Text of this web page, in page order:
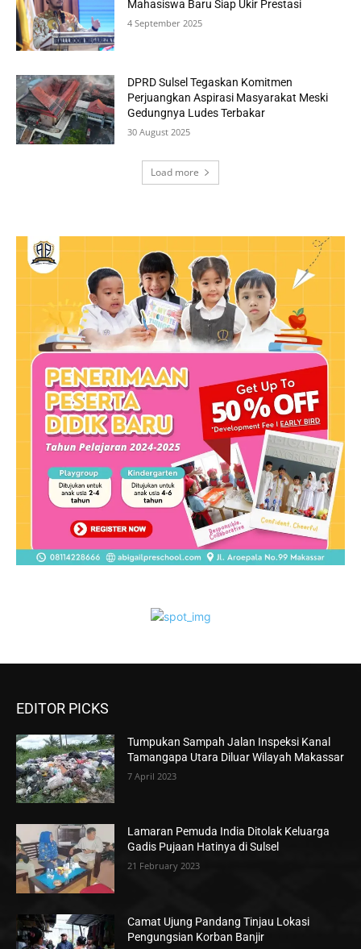
Mahasiswa Baru Siap Ukir Prestasi
4 September 2025
DPRD Sulsel Tegaskan Komitmen
Perjuangkan Aspirasi Masyarakat Meski
Gedungnya Ludes Terbakar
30 August 2025
Load more
EDITOR PICKS
Tumpukan Sampah Jalan Inspeksi Kanal
Tamangapa Utara Diluar Wilayah Makassar
7 April 2023
Lamaran Pemuda India Ditolak Keluarga
Gadis Pujaan Hatinya di Sulsel
21 February 2023
Camat Ujung Pandang Tinjau Lokasi
Pengungsian Korban Banjir